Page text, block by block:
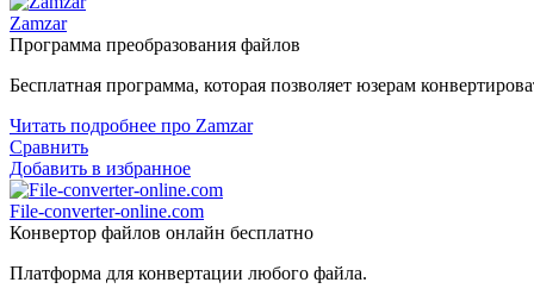
Zamzar
Программа преобразования файлов
Бесплатная программа, которая позволяет юзерам
Читать подробнее про Zamzar
Сравнить
Добавить в избранное
File-converter-online.com
Конвертор файлов онлайн бесплатно
Платформа для конвертации любого файла.